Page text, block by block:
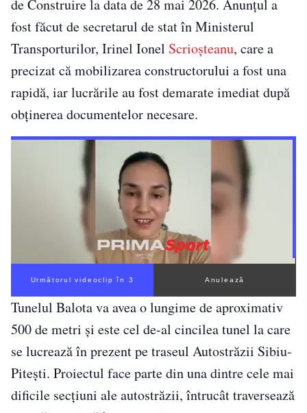
de Construire la data de 28 mai 2026. Anunțul a
fost făcut de secretarul de stat în Ministerul
Transporturilor, Irinel Ionel Scrioșteanu, care a
precizat că mobilizarea constructorului a fost una
rapidă, iar lucrările au fost demarate imediat după
obținerea documentelor necesare.
Următorul videoclip în 2 Anulează
Tunelul Balota va avea o lungime de aproximativ
500 de metri și este cel de-al cincilea tunel la care
se lucrează în prezent pe traseul Autostrăzii Sibiu-
Pitești. Proiectul face parte din una dintre cele mai
dificile secțiuni ale autostrăzii, întrucât traversează